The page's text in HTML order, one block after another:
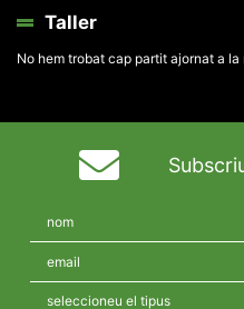
Taller
No hem trobat cap partit ajornat a la